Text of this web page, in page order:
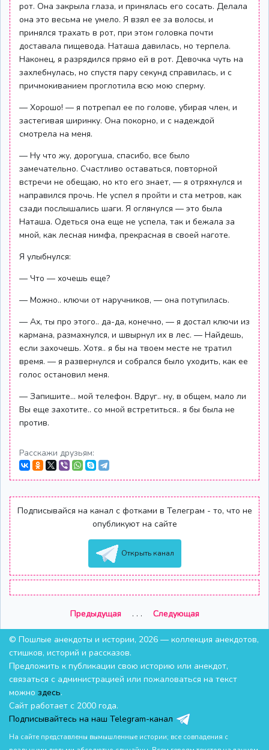
рот. Она закрыла глаза, и принялась его сосать. Делала
она это весьма не умело. Я взял ее за волосы, и
принялся трахать в рот, при этом головка почти
доставала пищевода. Наташа давилась, но терпела.
Наконец, я разрядился прямо ей в рот. Девочка чуть на
захлебнулась, но спустя пару секунд справилась, и с
причмокиванием проглотила всю мою сперму.
— Хорошо! — я потрепал ее по голове, убирая член, и
застегивая ширинку. Она покорно, и с надеждой
смотрела на меня.
— Ну что жу, дорогуша, спасибо, все было
замечательно. Счастливо оставаться, повторной
встречи не обещаю, но кто его знает, — я отряхнулся и
направился прочь. Не успел я пройти и ста метров, как
сзади послышались шаги. Я оглянулся — это была
Наташа. Одеться она еще не успела, так и бежала за
мной, как лесная нимфа, прекрасная в своей наготе.
Я улыбнулся:
— Что — хочешь еще?
— Можно.. ключи от наручников, — она потупилась.
— Ах, ты про этого.. да-да, конечно, — я достал ключи из
кармана, размахнулся, и швырнул их в лес. — Найдешь,
если захочешь. Хотя.. я бы на твоем месте не тратил
время. — я развернулся и собрался было уходить, как ее
голос остановил меня.
— Запишите... мой телефон. Вдруг.. ну, в общем, мало ли
Вы еще захотите.. со мной встретиться.. я бы была не
против.
Расскажи друзьям:
Подписывайся на канал с фотками в Телеграм - то, что не
опубликуют на сайте
Открыть канал
Предыдущая . . . Следующая
© Пошлые анекдоты и истории, 2026 — коллекция анекдотов,
стишков, историй и рассказов.
Предложить к публикации свою историю или анекдот,
связаться с администрацией или пожаловаться на текст
можно здесь.
Сайт работает с 2000 года.
Подписывайтесь на наш Telegram-канал
На сайте представлены вымышленные истории; все совпадения с